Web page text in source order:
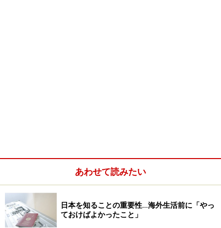
あわせて読みたい
日本を知ることの重要性…海外生活前に「やっ
ておけばよかったこと」